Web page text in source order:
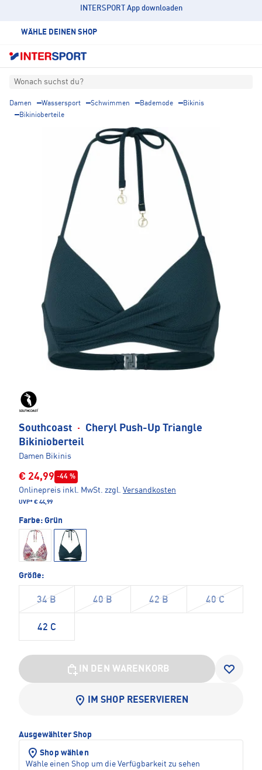
INTERSPORT App downloaden
WÄHLE DEINEN SHOP
Wonach suchst du?
Damen Wassersport Schwimmen Bademode
Bikinis
Bikinioberteile
Southcoast ·
Cheryl Push-Up Triangle
Bikinioberteil
Damen Bikinis
€ 24,99 -44 %
Onlinepreis inkl. MwSt. zzgl. Versandkosten
UVP* € 44,99
Farbe: Grün
Größe:
34 B 40 B 42 B 40 C
42 C
IN DEN WARENKORB
IM SHOP RESERVIEREN
Ausgewählter Shop
Shop wählen
Wähle einen Shop um die Verfügbarkeit zu sehen